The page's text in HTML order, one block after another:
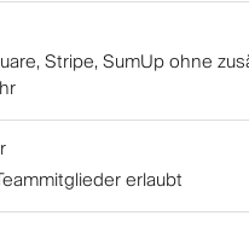
Stripe, SumUp ohne
erlaubt